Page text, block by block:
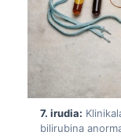
7. irudia:
bilirubina
Italiano
Español
Português
Ελληνικά
Türkçe